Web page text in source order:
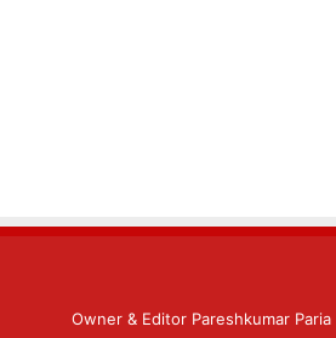
Owner & Editor Pareshkumar